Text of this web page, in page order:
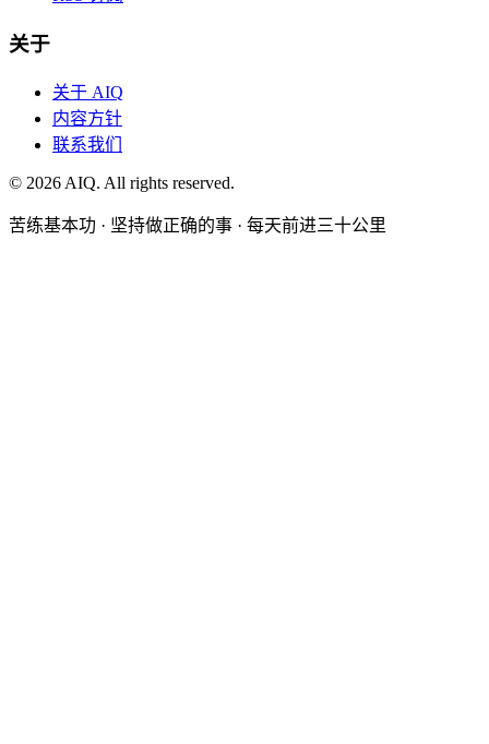
关于
关于 AIQ
内容方针
联系我们
© 2026 AIQ. All rights reserved.
苦练基本功 · 坚持做正确的事 · 每天前进三十公里